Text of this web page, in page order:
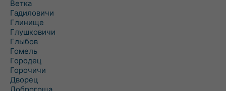
Ветка
Гадиловичи
Глинище
Глушковичи
Глыбов
Гомель
Городец
Горочичи
Дворец